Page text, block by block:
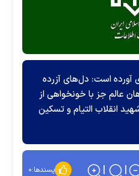
آورده است: دل‌های آزرده‌
عالم جز با خونخواهی از
انقلاب التیام و تسکین
پسندها:۰